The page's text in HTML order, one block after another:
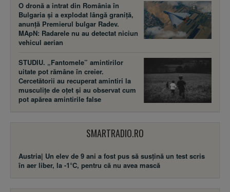
O dronă a intrat din România în
Bulgaria și a explodat lângă graniță,
anunță Premierul bulgar Radev.
MApN: Radarele nu au detectat niciun
vehicul aerian
STUDIU. „Fantomele” amintirilor
uitate pot rămâne în creier.
Cercetătorii au recuperat amintiri la
musculițe de oțet și au observat cum
pot apărea amintirile false
SMARTRADIO.RO
Austria| Un elev de 9 ani a fost pus să susţină un test scris
în aer liber, la -1°C, pentru că nu avea mască